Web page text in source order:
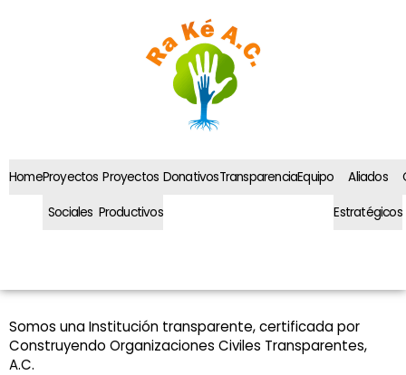
HomeProyectos
Sociales
Proyectos
Productivos
DonativosTransparenciaEquipo Aliados
Estratégicos
Somos una Institución transparente, certificada por
Construyendo Organizaciones Civiles Transparentes,
A.C.